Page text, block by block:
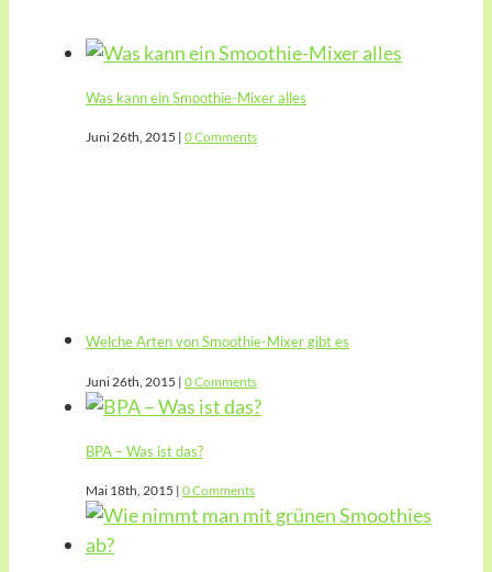
Was kann ein Smoothie-Mixer alles
Juni 26th, 2015 | 0 Comments
Welche Arten von Smoothie-Mixer gibt es
Juni 26th, 2015 | 0 Comments
BPA – Was ist das?
Mai 18th, 2015 | 0 Comments